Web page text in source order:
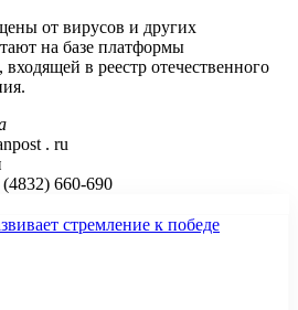
от вирусов и других
на базе платформы
в реестр отечественного
. ru
660-690